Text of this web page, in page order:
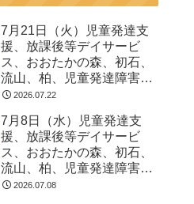
7月21日（火）児童発達支
援、放課後等デイサービ
ス、おおたかの森、初石、
流山、柏、児童発達障害
運動療育 柳沢運動プログ
る 発達障害 放デイ 自
閉症 ADHD アスペルガ
ー症候
2026.07.22
7月8日（水）児童発達支
援、放課後等デイサービ
ス、おおたかの森、初石、
流山、柏、児童発達障害
運動療育 柳沢運動プログ
2026.07.08